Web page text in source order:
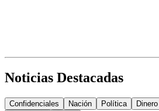
Noticias Destacadas
Confidenciales Nación Política Dinero